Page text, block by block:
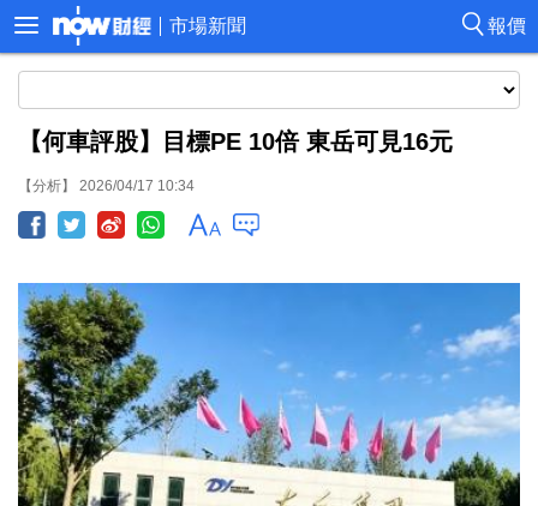
報價
市場新聞
【何車評股】目標PE 10倍 東岳可見16元
【分析】 2026/04/17 10:34